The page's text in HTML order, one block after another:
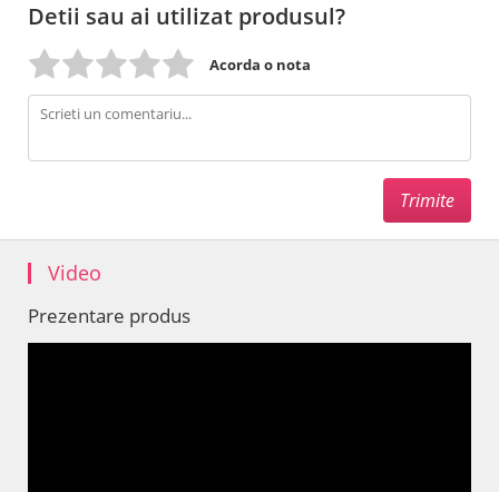
Detii sau ai utilizat produsul?
Acorda o nota
Video
Prezentare produs